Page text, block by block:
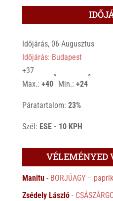
Időjárás, 06 Augusztus
Időjárás: Budapest
+37
Max.: +40
°
Min.: +24
°
Páratartalom: 23%
Szél: ESE - 10 KPH
VÉLEMÉNYED
Manitu- BORJÚAGY –
Zsédely László-